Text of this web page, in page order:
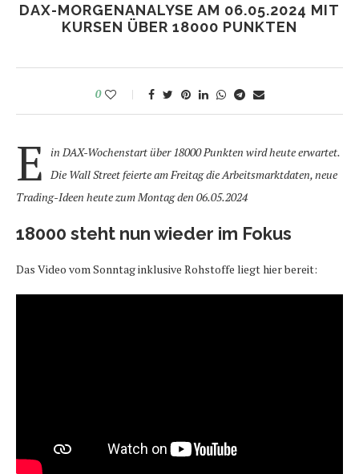
DAX-MORGENANALYSE AM 06.05.2024 MIT
KURSEN ÜBER 18000 PUNKTEN
0
E in DAX-Wochenstart über 18000 Punkten wird heute erwartet.
Die Wall Street feierte am Freitag die Arbeitsmarktdaten, neue
Trading-Ideen heute zum Montag den 06.05.2024
18000 steht nun wieder im Fokus
Das Video vom Sonntag inklusive Rohstoffe liegt hier bereit: